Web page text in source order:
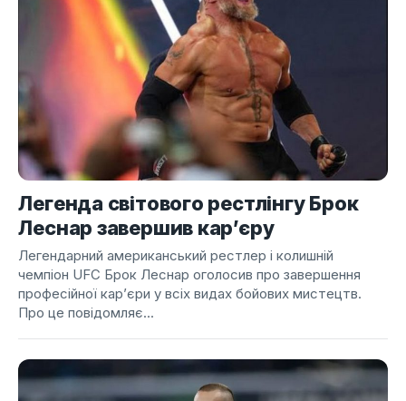
Легенда світового рестлінгу Брок
Леснар завершив кар’єру
Легендарний американський рестлер і колишній
чемпіон UFC Брок Леснар оголосив про завершення
професійної кар’єри у всіх видах бойових мистецтв.
Про це повідомляє...